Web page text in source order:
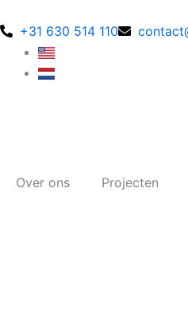
naar
inhoud
+31 630 514 110
Over ons Projecten